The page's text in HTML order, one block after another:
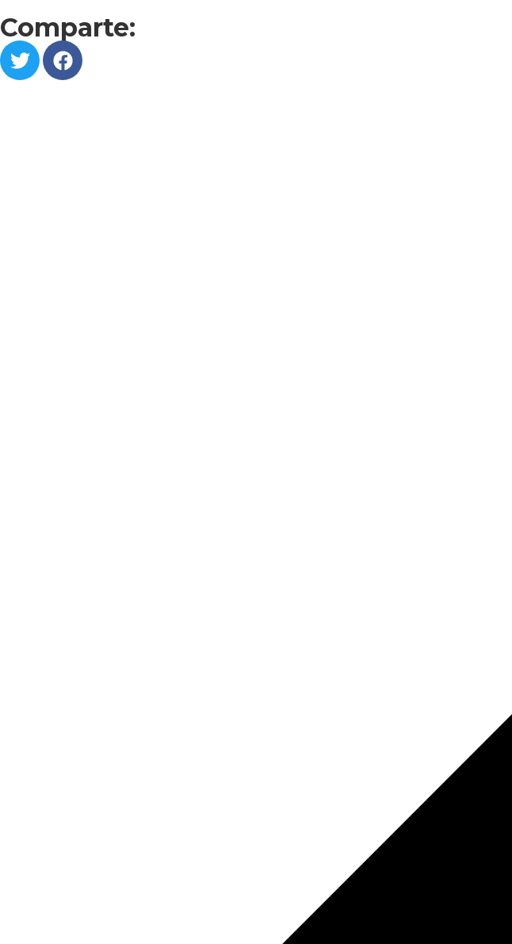
Comparte: